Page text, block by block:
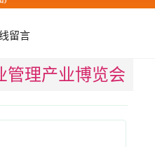
留言
管理产业博览会